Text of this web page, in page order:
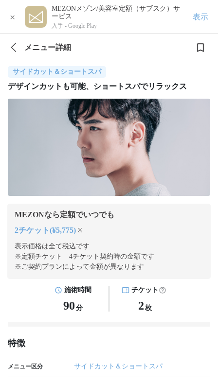
×
MEZONメゾン/美容室定額（サブスク）サ
ービス
入手 - Google Play
表示
メニュー詳細
サイドカット＆ショートスパ
デザインカットも可能、ショートスパでリラックス
MEZONなら定額でいつでも
2チケット(¥5,775) ※
表示価格は全て税込です
※定額チケット 4チケット契約時の金額です
※ご契約プランによって金額が異なります
施術時間
90 分
チケット
2 枚
特徴
メニュー区分 サイドカット＆ショートスパ